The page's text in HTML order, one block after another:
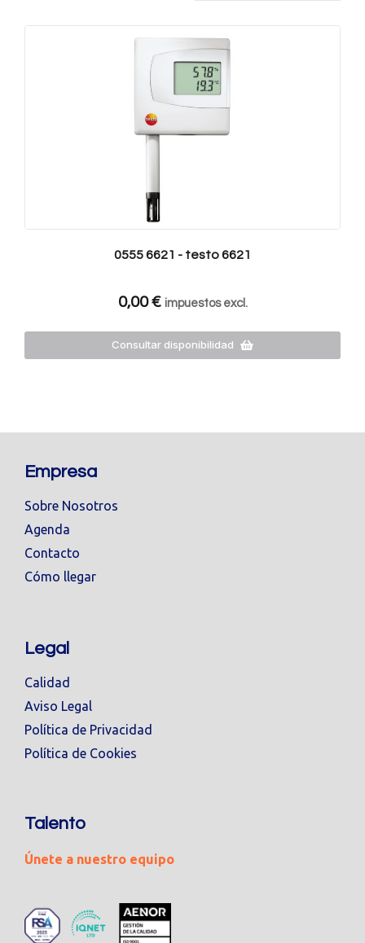
0555 6621 - testo 6621
0,00€ impuestos excl.
Consultar disponibilidad
Empresa
Sobre Nosotros
Agenda
Contacto
Cómo llegar
Legal
Calidad
Aviso Legal
Política de Privacidad
Política de Cookies
Talento
Únete a nuestro equipo